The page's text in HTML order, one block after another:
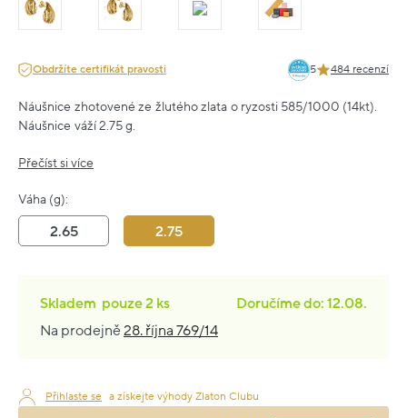
Obdržíte certifikát pravosti 5 484 recenzí
Náušnice zhotovené ze žlutého zlata o ryzosti 585/1000 (14kt).
Náušnice váží 2.75 g.
Přečíst si více
Váha (g):
2.65 2.75
Skladem pouze2 ks
Doručíme do: 12.08.
Na prodejně28. října 769/14
Přihlaste se a získejte výhody Zlaton Clubu